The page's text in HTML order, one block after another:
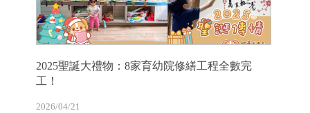
2025聖誕大禮物：8家育幼院修繕工程全數完
工！
2026/04/21